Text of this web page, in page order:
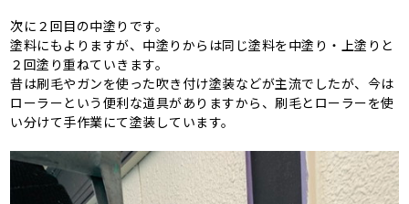
次に２回目の中塗りです。
塗料にもよりますが、中塗りからは同じ塗料を中塗り・上塗りと
２回塗り重ねていきます。
昔は刷毛やガンを使った吹き付け塗装などが主流でしたが、今は
ローラーという便利な道具がありますから、刷毛とローラーを使
い分けて手作業にて塗装しています。